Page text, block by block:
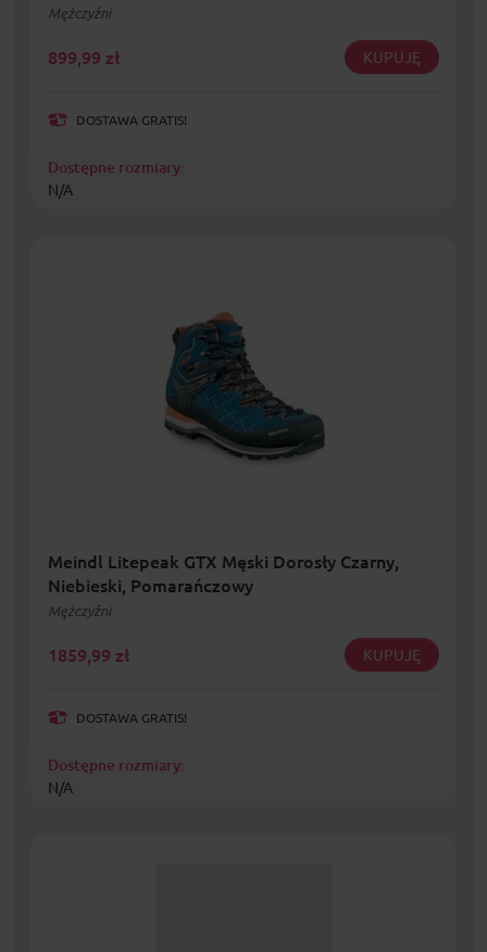
Mężczyźni
899,99 zł KUPUJĘ
DOSTAWA GRATIS!
Dostępne rozmiary:
N/A
Meindl Litepeak GTX Męski Dorosły Czarny,
Niebieski, Pomarańczowy
Mężczyźni
1859,99 zł KUPUJĘ
DOSTAWA GRATIS!
Dostępne rozmiary:
N/A